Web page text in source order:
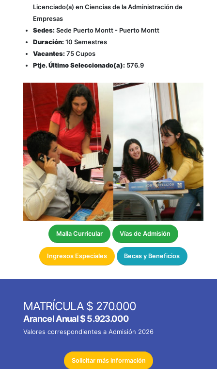
Licenciado(a) en Ciencias de la Administración de
Empresas
Sedes:Sede Puerto Montt - Puerto Montt
Duración:10 Semestres
Vacantes:75 Cupos
Ptje. Último Seleccionado(a): 576.9
Malla Curricular Vías de Admisión
Ingresos Especiales Becas y Beneficios
MATRÍCULA $ 270.000
Arancel Anual$ 5.923.000
Valores correspondientes a Admisión 2026
Solicitar más información